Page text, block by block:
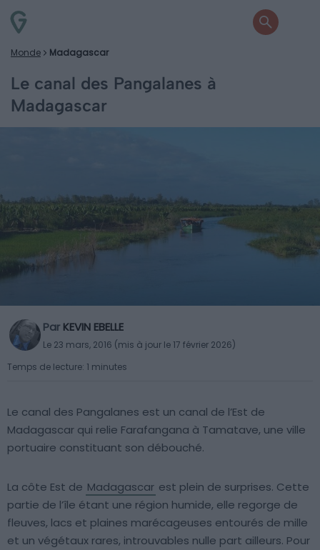
Monde Madagascar
Le canal des Pangalanes à
Madagascar
Par KEVIN EBELLE
Le 23 mars, 2016 (mis à jour le 17 février 2026)
Temps de lecture: 1 minutes
Le canal des Pangalanes est un canal de l’Est de
Madagascar qui relie Farafangana à Tamatave, une ville
portuaire constituant son débouché.
La côte Est de Madagascar est plein de surprises. Cette
partie de l’île étant une région humide, elle regorge de
fleuves, lacs et plaines marécageuses entourés de mille
et un végétaux rares, introuvables nulle part ailleurs. Pour